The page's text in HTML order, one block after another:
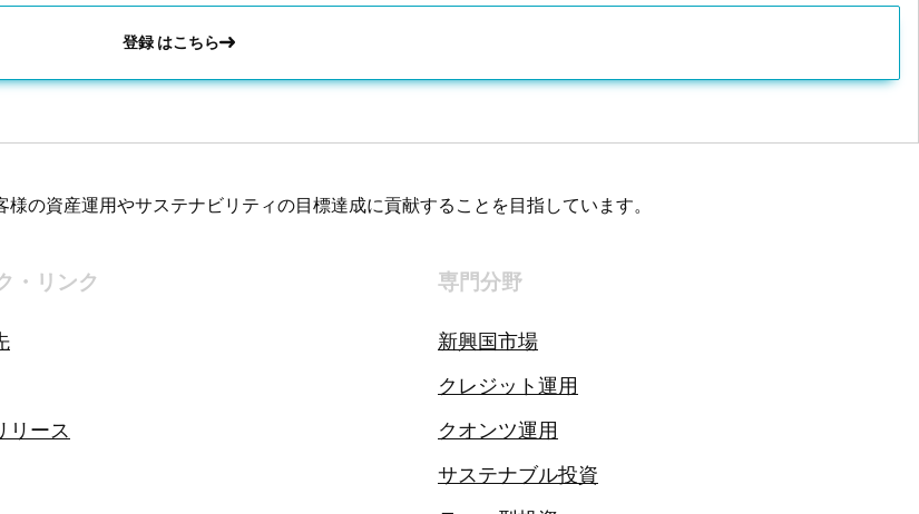
登録 はこちら
の資産運用やサステナビリティの目標達成に貢献することを目指しています。
・リンク
リース
専門分野
新興国市場
クレジット運用
クオンツ運用
サステナブル投資